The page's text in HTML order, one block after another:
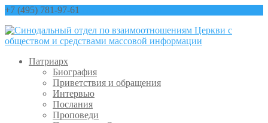
+7 (495) 781-97-61
Патриарх
Биография
Приветствия и обращения
Интервью
Послания
Проповеди